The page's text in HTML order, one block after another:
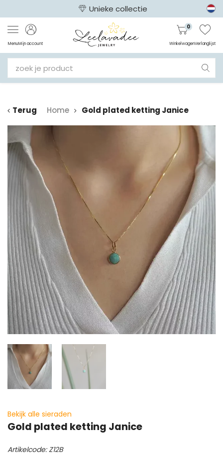
Unieke collectie
MenuMijn account
0
WinkelwagenVerlanglijst
Terug Home Gold plated ketting Janice
Bekijk alle sieraden
Gold plated ketting Janice
Artikelcode: Z12B